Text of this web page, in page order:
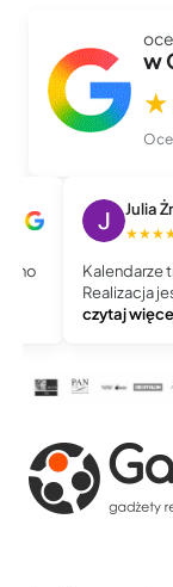
w
Julia
Kalendarze
Realizacja
czytaj